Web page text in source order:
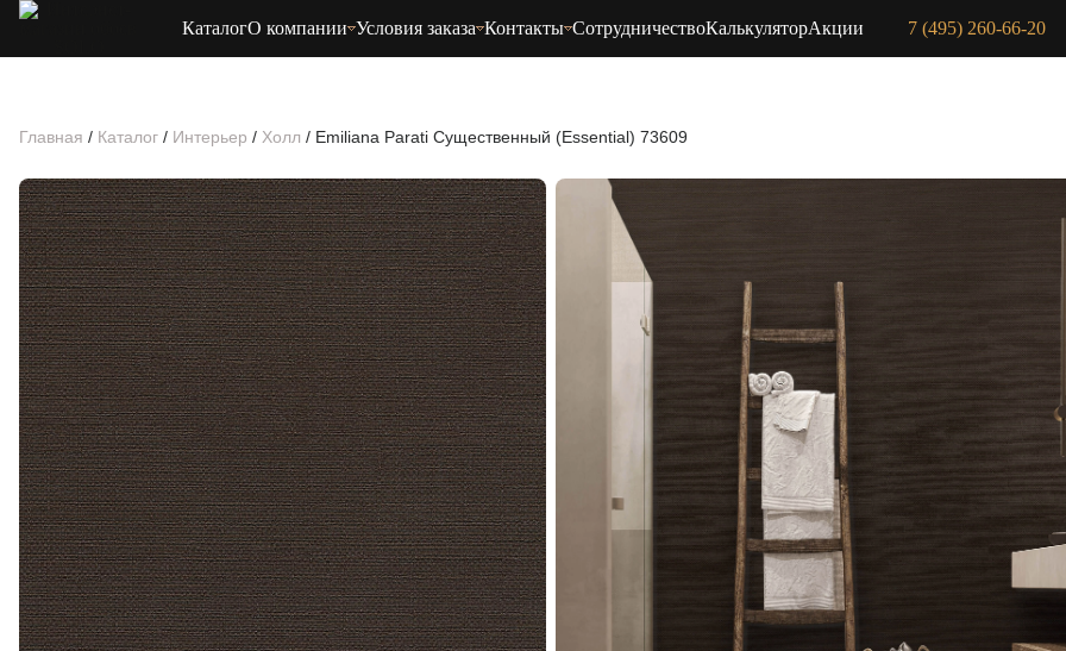
КаталогО компании Условия заказа Контакты СотрудничествоКалькуляторАкции 7 (495) 260-66-20
Главная / Каталог / Интерьер / Холл / Emiliana Parati Cущественный (Essential) 73609